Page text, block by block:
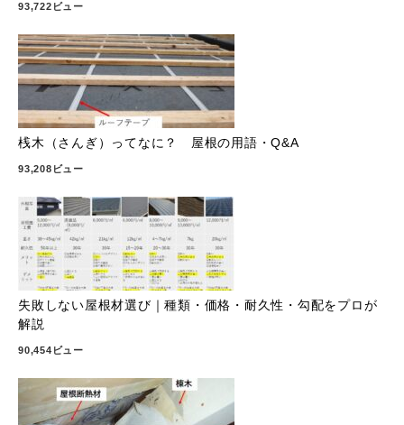
93,722ビュー
桟木（さんぎ）ってなに？ 屋根の用語・Q&A
93,208ビュー
失敗しない屋根材選び｜種類・価格・耐久性・勾配をプロが
解説
90,454ビュー